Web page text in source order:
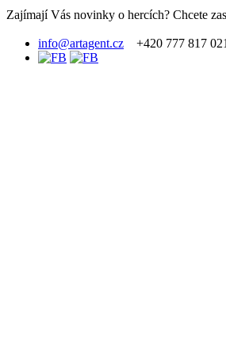
Zajímají Vás novinky o hercích? Chcete
info@artagent.cz +420 777 817 021